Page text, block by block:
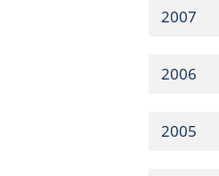
2007
2006
2005